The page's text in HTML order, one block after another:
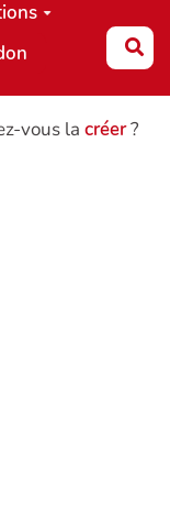
vous la créer?